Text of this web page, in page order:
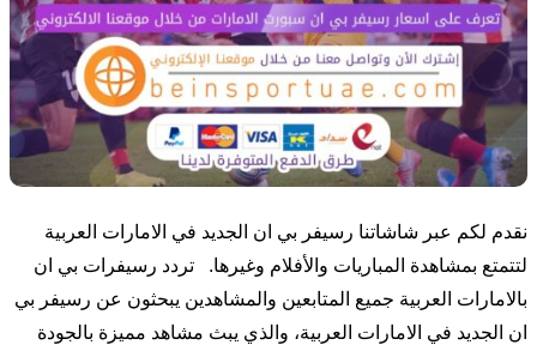
نقدم لكم عبر شاشاتنا رسيفر بي ان الجديد في الامارات العربية
لتتمتع بمشاهدة المباريات والأفلام وغيرها. تردد رسيفرات بي ان
بالامارات العربية جميع المتابعين والمشاهدين يبحثون عن رسيفر بي
ان الجديد في الامارات العربية، والذي يبث مشاهد مميزة بالجودة